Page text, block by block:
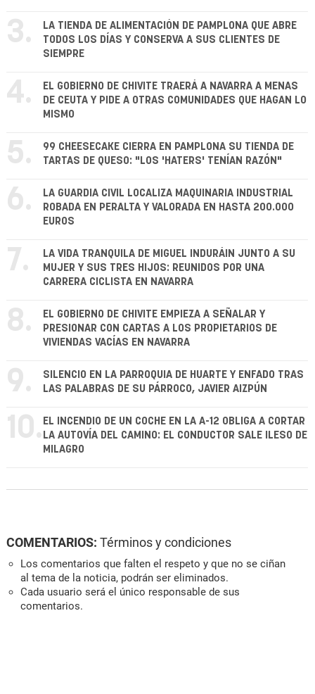
3.
LA TIENDA DE ALIMENTACIÓN DE PAMPLONA QUE ABRE
TODOS LOS DÍAS Y CONSERVA A SUS CLIENTES DE
SIEMPRE
4.
EL GOBIERNO DE CHIVITE TRAERÁ A NAVARRA A MENAS
DE CEUTA Y PIDE A OTRAS COMUNIDADES QUE HAGAN LO
MISMO
5.
99 CHEESECAKE CIERRA EN PAMPLONA SU TIENDA DE
TARTAS DE QUESO: "LOS 'HATERS' TENÍAN RAZÓN"
6.
LA GUARDIA CIVIL LOCALIZA MAQUINARIA INDUSTRIAL
ROBADA EN PERALTA Y VALORADA EN HASTA 200.000
EUROS
7.
LA VIDA TRANQUILA DE MIGUEL INDURÁIN JUNTO A SU
MUJER Y SUS TRES HIJOS: REUNIDOS POR UNA
CARRERA CICLISTA EN NAVARRA
8.
EL GOBIERNO DE CHIVITE EMPIEZA A SEÑALAR Y
PRESIONAR CON CARTAS A LOS PROPIETARIOS DE
VIVIENDAS VACÍAS EN NAVARRA
9.
SILENCIO EN LA PARROQUIA DE HUARTE Y ENFADO TRAS
LAS PALABRAS DE SU PÁRROCO, JAVIER AIZPÚN
10. EL INCENDIO DE UN COCHE EN LA A-12 OBLIGA A CORTAR
LA AUTOVÍA DEL CAMINO: EL CONDUCTOR SALE ILESO DE
MILAGRO
COMENTARIOS: Términos y condiciones
Los comentarios que falten el respeto y que no se ciñan
al tema de la noticia, podrán ser eliminados.
Cada usuario será el único responsable de sus
comentarios.